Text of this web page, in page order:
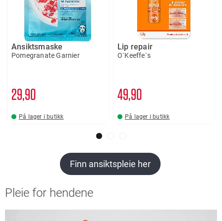
Ansiktsmaske
Pomegranate Garnier
29 90
På lager i butikk
Lip repair
O`Keeffe`s
49 90
På lager i butikk
Finn ansiktspleie her
Pleie for hendene